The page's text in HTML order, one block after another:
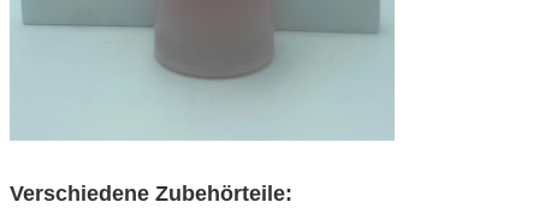
Verschiedene Zubehörteile: